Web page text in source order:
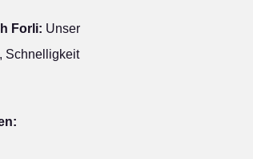
Forli: Unser
Schnelligkeit